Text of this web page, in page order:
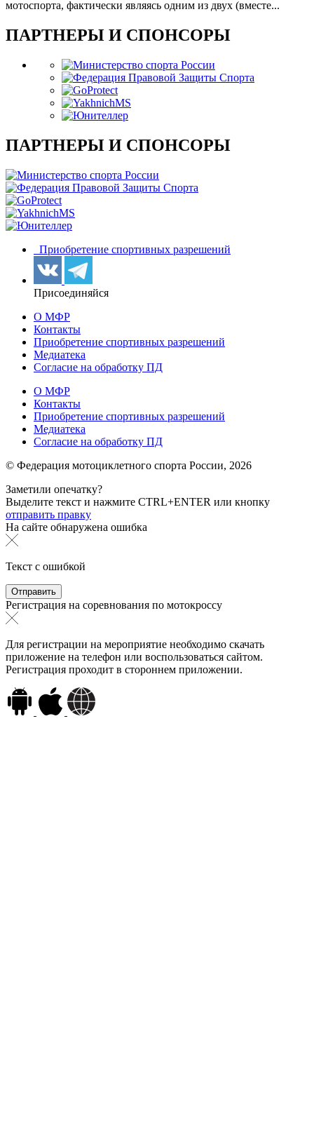
мотоспорта, фактически являясь одним из двух (вместе...
ПАРТНЕРЫ И СПОНСОРЫ
ПАРТНЕРЫ И СПОНСОРЫ
Приобретение спортивных разрешений
Присоединяйся
О МФР
Контакты
Приобретение спортивных разрешений
Медиатека
Согласие на обработку ПД
О МФР
Контакты
Приобретение спортивных разрешений
Медиатека
Согласие на обработку ПД
© Федерация мотоциклетного спорта России, 2026
Заметили опечатку?
Выделите текст и нажмите CTRL+ENTER или кнопку
отправить правку
На сайте обнаружена ошибка
Текст с ошибкой
Регистрация на соревнования по мотокроссу
Для регистрации на мероприятие необходимо скачать
приложение на телефон или воспользоваться сайтом.
Регистрация проходит в стороннем приложении.